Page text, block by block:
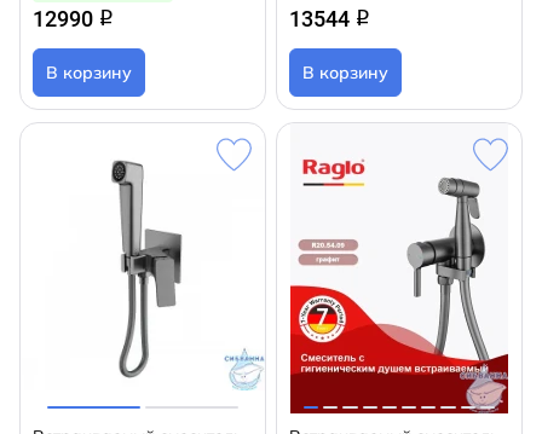
12990 q
В корзину
13544 q
В корзину